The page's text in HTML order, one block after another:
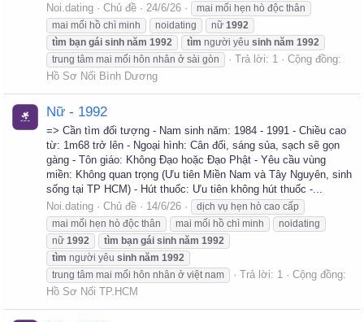
Noi.dating
Chủ đề 24/6/26
mai mối hẹn hò độc thân
mai mối hồ chì minh
noidating nữ 1992
tìm bạn gái sinh năm 1992 tìm người yêu sinh năm 1992
trung tâm mai mối hôn nhân ở sài gòn
Trả lời: 1
Cộng đồng:
Hồ Sơ Nối Bình Dương
Nữ - 1992
=> Cần tìm đối tượng - Nam sinh năm: 1984 - 1991 - Chiều cao
từ: 1m68 trở lên - Ngoại hình: Cân đối, sáng sủa, sạch sẽ gọn
gàng - Tôn giáo: Không Đạo hoặc Đạo Phật - Yêu cầu vùng
miền: Không quan trọng (Ưu tiên Miền Nam và Tây Nguyên, sinh
sống tại TP HCM) - Hút thuốc: Ưu tiên không hút thuốc -...
Noi.dating
Chủ đề 14/6/26
dịch vụ hẹn hò cao cấp
mai mối hẹn hò độc thân
mai mối hồ chì minh
noidating
nữ 1992 tìm bạn gái sinh năm 1992
tìm người yêu sinh năm 1992
trung tâm mai mối hôn nhân ở việt nam
Trả lời: 1
Cộng đồng:
Hồ Sơ Nối TP.HCM